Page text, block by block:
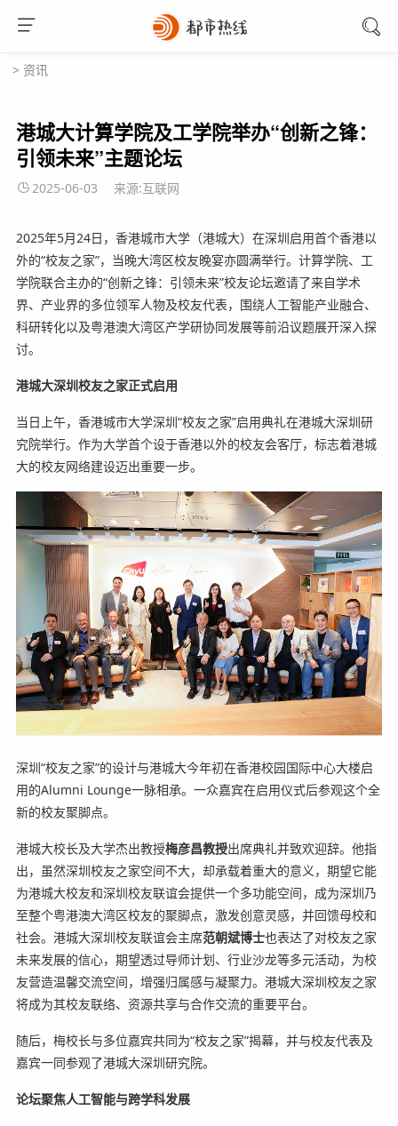
> 资讯
港城大计算学院及工学院举办“创新之锋：
引领未来”主题论坛
2025-06-03 来源:互联网
2025年5月24日，香港城市大学（港城大）在深圳启用首个香港以
外的“校友之家”，当晚大湾区校友晚宴亦圆满举行。计算学院、工
学院联合主办的“创新之锋：引领未来”校友论坛邀请了来自学术
界、产业界的多位领军人物及校友代表，围绕人工智能产业融合、
科研转化以及粤港澳大湾区产学研协同发展等前沿议题展开深入探
讨。
港城大深圳校友之家正式启用
当日上午，香港城市大学深圳“校友之家”启用典礼在港城大深圳研
究院举行。作为大学首个设于香港以外的校友会客厅，标志着港城
大的校友网络建设迈出重要一步。
深圳“校友之家”的设计与港城大今年初在香港校园国际中心大楼启
用的Alumni Lounge一脉相承。一众嘉宾在启用仪式后参观这个全
新的校友聚脚点。
港城大校长及大学杰出教授梅彦昌教授出席典礼并致欢迎辞。他指
出，虽然深圳校友之家空间不大，却承载着重大的意义，期望它能
为港城大校友和深圳校友联谊会提供一个多功能空间，成为深圳乃
至整个粤港澳大湾区校友的聚脚点，激发创意灵感，并回馈母校和
社会。港城大深圳校友联谊会主席范朝斌博士也表达了对校友之家
未来发展的信心，期望透过导师计划、行业沙龙等多元活动，为校
友营造温馨交流空间，增强归属感与凝聚力。港城大深圳校友之家
将成为其校友联络、资源共享与合作交流的重要平台。
随后，梅校长与多位嘉宾共同为“校友之家”揭幕，并与校友代表及
嘉宾一同参观了港城大深圳研究院。
论坛聚焦人工智能与跨学科发展